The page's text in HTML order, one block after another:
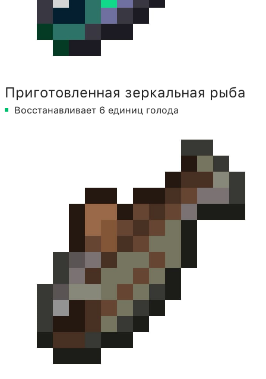
Приготовленная зеркальная рыба
Восстанавливает 6 единиц голода